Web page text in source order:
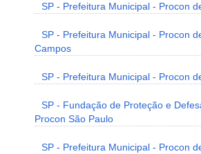
SP - Prefeitura Municipal - Procon
SP - Prefeitura Municipal - Procon
Campos
SP - Prefeitura Municipal - Procon
SP - Fundação de Proteção e
Procon São Paulo
SP - Prefeitura Municipal - Procon